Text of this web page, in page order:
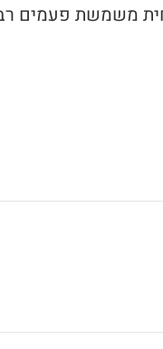
משמשת פעמים